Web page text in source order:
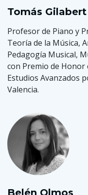
Tomás Gilabert
Profesor de Piano y
Teoría de la Música,
Pedagogía Musical,
con Premio de Honor
Estudios Avanzados
Valencia.